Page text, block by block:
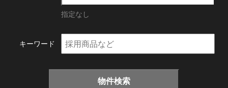
指定なし
キーワード
物件検索